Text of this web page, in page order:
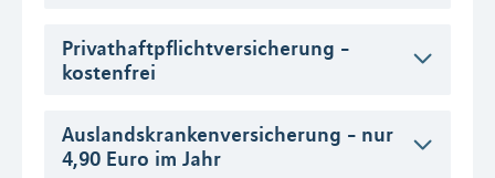
Privathaftpflichtversicherung -
kostenfrei
Auslandskrankenversicherung - nur
4,90 Euro im Jahr